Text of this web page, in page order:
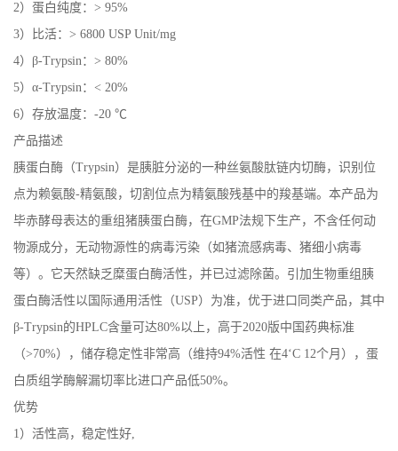
2）蛋白纯度：> 95%
3）比活：> 6800 USP Unit/mg
4）β-Trypsin：> 80%
5）α-Trypsin：< 20%
6）存放温度：-20 ℃
产品描述
胰蛋白酶（Trypsin）是胰脏分泌的一种丝氨酸肽链内切酶，识别位
点为赖氨酸-精氨酸，切割位点为精氨酸残基中的羧基端。本产品为
毕赤酵母表达的重组猪胰蛋白酶，在GMP法规下生产，不含任何动
物源成分，无动物源性的病毒污染（如猪流感病毒、猪细小病毒
等）。它天然缺乏糜蛋白酶活性，并已过滤除菌。引加生物重组胰
蛋白酶活性以国际通用活性（USP）为准，优于进口同类产品，其中
β-Trypsin的HPLC含量可达80%以上，高于2020版中国药典标准
（>70%），储存稳定性非常高（维持94%活性 在4‘C 12个月），蛋
白质组学酶解漏切率比进口产品低50%。
优势
1）活性高，稳定性好,